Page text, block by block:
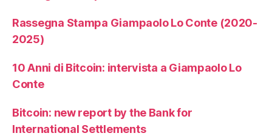
Rassegna Stampa Giampaolo Lo Conte (2020-
2025)
10 Anni di Bitcoin: intervista a Giampaolo Lo
Conte
Bitcoin: new report by the Bank for
International Settlements